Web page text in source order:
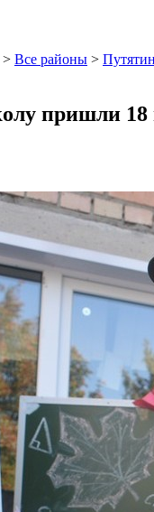
> Все районы >
пришли 18